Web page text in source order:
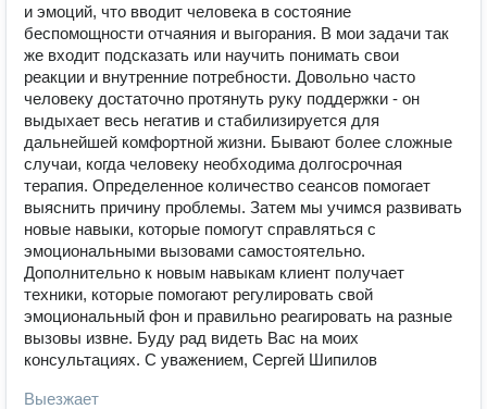
и эмоций, что вводит человека в состояние
беспомощности отчаяния и выгорания. В мои задачи так
же входит подсказать или научить понимать свои
реакции и внутренние потребности. Довольно часто
человеку достаточно протянуть руку поддержки - он
выдыхает весь негатив и стабилизируется для
дальнейшей комфортной жизни. Бывают более сложные
случаи, когда человеку необходима долгосрочная
терапия. Определенное количество сеансов помогает
выяснить причину проблемы. Затем мы учимся развивать
новые навыки, которые помогут справляться с
эмоциональными вызовами самостоятельно.
Дополнительно к новым навыкам клиент получает
техники, которые помогают регулировать свой
эмоциональный фон и правильно реагировать на разные
вызовы извне. Буду рад видеть Вас на моих
консультациях. С уважением, Сергей Шипилов
Выезжает